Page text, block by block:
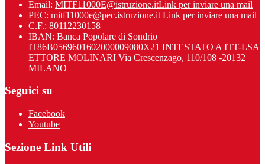
Email: MITF11000E@istruzione.itLink per inviare una mail
PEC: mitf11000e@pec.istruzione.it Link per inviare una mail
C.F.: 80112230158
IBAN: Banca Popolare di Sondrio
IT86B0569601602000009080X21 INTESTATO A ITT-LSA
ETTORE MOLINARI Via Crescenzago, 110/108 -20132
MILANO
Seguici su
Facebook
Youtube
Sezione Link Utili